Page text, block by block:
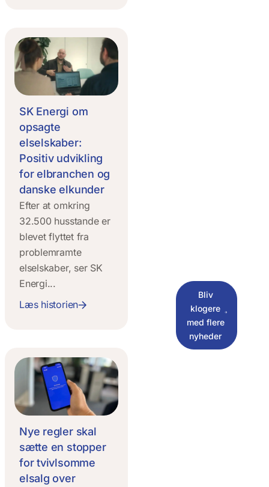
SK Energi om
opsagte
elselskaber:
Positiv udvikling
for elbranchen og
danske elkunder
Efter at omkring
32.500 husstande er
blevet flyttet fra
problemramte
elselskaber, ser SK
Energi...
Læs historien
Nye regler skal
sætte en stopper
for tvivlsomme
elsalg over
Bliv
klogere
med flere
nyheder